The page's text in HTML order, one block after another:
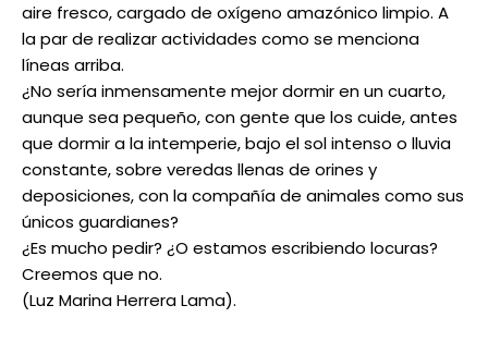
aire fresco, cargado de oxígeno amazónico limpio. A
la par de realizar actividades como se menciona
líneas arriba.
¿No sería inmensamente mejor dormir en un cuarto,
aunque sea pequeño, con gente que los cuide, antes
que dormir a la intemperie, bajo el sol intenso o lluvia
constante, sobre veredas llenas de orines y
deposiciones, con la compañía de animales como sus
únicos guardianes?
¿Es mucho pedir? ¿O estamos escribiendo locuras?
Creemos que no.
(Luz Marina Herrera Lama).